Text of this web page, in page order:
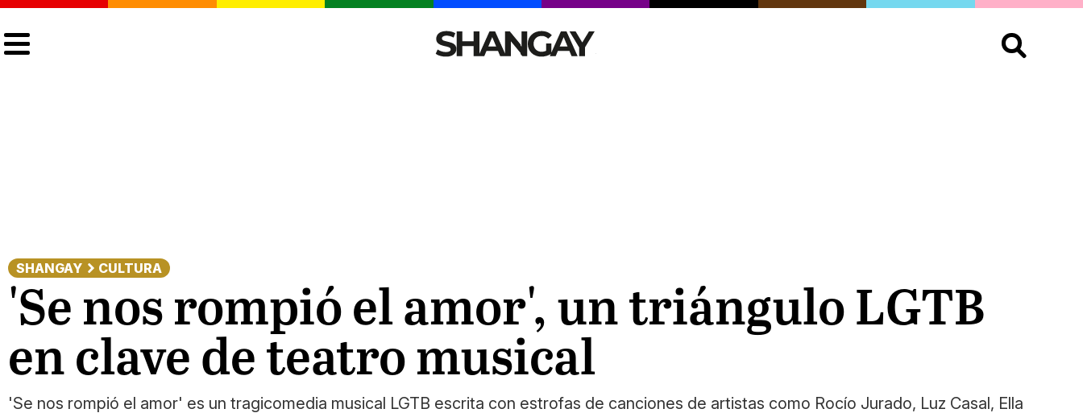
Buscar:
SHANGAY CULTURA
'Se nos rompió el amor', un triángulo LGTB
en clave de teatro musical
'Se nos rompió el amor' es un tragicomedia musical LGTB escrita con estrofas de canciones de artistas como Rocío Jurado, Luz Casal, Ella